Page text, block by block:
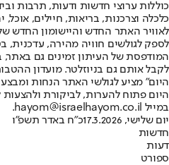
כוללות ערוצי חדשות ודעות, תרבות
לאוויר האתר החדש והיישומון החדש
לספק לגולשים חוויה מהירה, עדכנית,
המודפסת של העיתון זמינים גם באתר,
לקבל אותם גם בניוזלטר. מועדון
היום" מציע לגולשי האתר הנחות
היום פתוח להערות, לביקורת ולהצעות
במייל hayom@israelhayom.co.il.
יום שלישי, 17.3.2026
כ"ח באדר תשפ"ו
חדשות
דעות
ספורט